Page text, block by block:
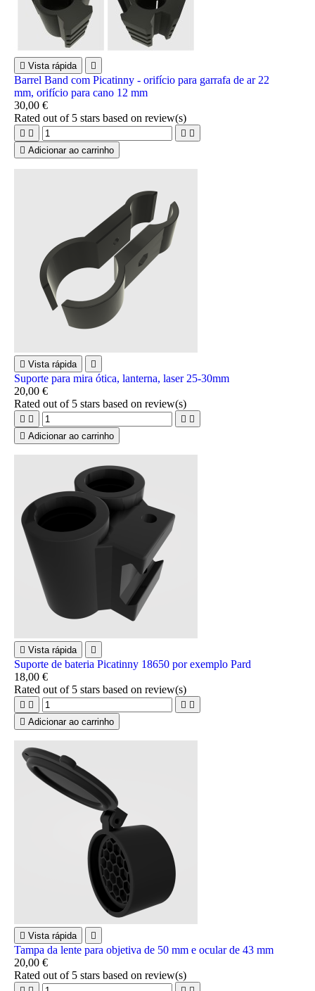
 Vista rápida 
Barrel Band com Picatinny - orifício para garrafa de ar 22
mm, orifício para cano 12 mm
30,00 €
Rated out of 5 stars based on review(s)
   
 Adicionar ao carrinho
 Vista rápida 
Suporte para mira ótica, lanterna, laser 25-30mm
20,00 €
Rated out of 5 stars based on review(s)
   
 Adicionar ao carrinho
 Vista rápida 
Suporte de bateria Picatinny 18650 por exemplo Pard
18,00 €
Rated out of 5 stars based on review(s)
   
 Adicionar ao carrinho
 Vista rápida 
Tampa da lente para objetiva de 50 mm e ocular de 43 mm
20,00 €
Rated out of 5 stars based on review(s)